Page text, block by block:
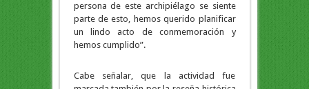
persona de este archipiélago se siente
parte de esto, hemos querido planificar
un lindo acto de conmemoración y
hemos cumplido”.
Cabe señalar, que la actividad fue